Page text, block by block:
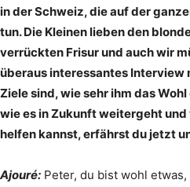
in der Schweiz, die auf der
tun. Die Kleinen lieben den
verrückten Frisur und auch wir
überaus interessantes Interview
Ziele sind, wie sehr ihm das
wie es in Zukunft weitergeht
helfen kannst, erfährst du jetzt
Ajouré: Peter, du bist wohl